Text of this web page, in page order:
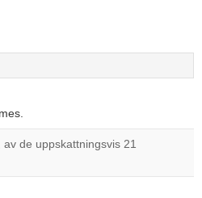
de uppskattningsvis 21